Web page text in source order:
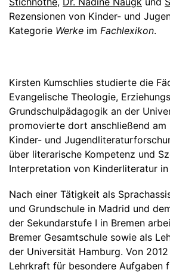
Rezensionen von Kinder- und
Kategorie Werke im Fachlexikon.
Kirsten Kumschlies studierte die
Evangelische Theologie,
Grundschulpädagogik an der
promovierte dort anschließend am
Kinder- und
über literarische Kompetenz und
Interpretation von Kinderliteratur in
Nach einer Tätigkeit als
und Grundschule in Madrid und
der Sekundarstufe I in Bremen
Bremer Gesamtschule sowie als
der Universität Hamburg. Von
Lehrkraft für besondere Aufgaben